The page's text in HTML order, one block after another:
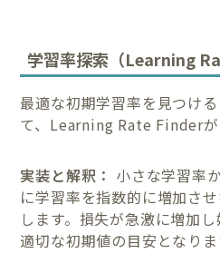
学習率探索（Learning
最適な初期学習率を見つけ
て、Learning Rate Finderが
実装と解釈： 小さな学習率
に学習率を指数的に増加さ
します。損失が急激に増加
適切な初期値の目安となりま